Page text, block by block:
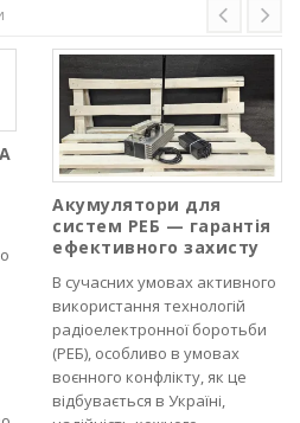
Акумулятори для
систем РЕБ — гарантія
ефективного захисту
В сучасних умовах активного
використання технологій
радіоелектронної боротьби
(РЕБ), особливо в умовах
воєнного конфлікту, як це
відбувається в Україні,